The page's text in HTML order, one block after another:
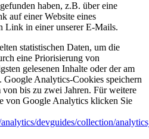
haben, z.B. über eine
auf einer Website eines
Link in einer unserer E-Mails.
statistischen Daten, um die
eine Priorisierung von
gelesenen Inhalte oder der am
Google Analytics-Cookies speichern
bis zu zwei Jahren. Für weitere
von Google Analytics klicken Sie
devguides/collection/